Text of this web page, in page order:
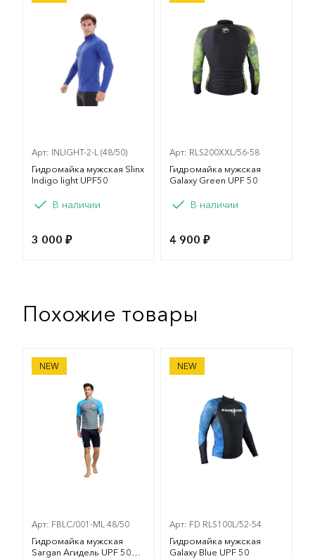
Арт: INLIGHT-2-L (48/50)
Гидромайка мужская Slinx
Indigo light UPF50
ВариантВ наличии
3 000 ₽
Арт: RLS200XXL/56-58
Гидромайка мужская
Galaxy Green UPF 50
ВариантВ наличии
4 900 ₽
Похожие товары
NEW
Гидромайка мужская Sargan Агидель UPF 50 серо-
Арт: FBLC/001-ML 48/50
Гидромайка мужская
Sargan Агидель UPF 50
NEW
Гидромайка мужская
Арт: FD RLS100L/52-54
Гидромайка мужская
Galaxy Blue UPF 50